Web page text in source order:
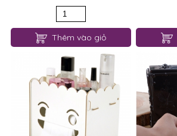
Thêm vào giỏ